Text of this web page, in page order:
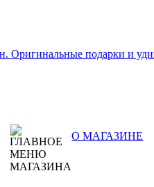
О МАГАЗИНЕ